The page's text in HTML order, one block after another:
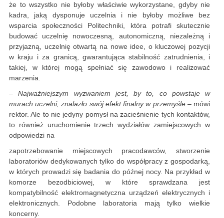
że to wszystko nie byłoby właściwie wykorzystane, gdyby nie
kadra, jaką dysponuje uczelnia i nie byłoby możliwe bez
wsparcia społeczności Politechniki, która potrafi skutecznie
budować uczelnię nowoczesną, autonomiczną, niezależną i
przyjazną, uczelnię otwartą na nowe idee, o kluczowej pozycji
w kraju i za granicą, gwarantująca stabilność zatrudnienia, i
takiej, w której mogą spełniać się zawodowo i realizować
marzenia.
– Najważniejszym wyzwaniem jest, by to, co powstaje w
murach uczelni, znalazło swój efekt finalny w przemyśle– mówi
rektor. Ale to nie jedyny pomysł na zacieśnienie tych kontaktów,
to również uruchomienie trzech wydziałów zamiejscowych w
odpowiedzi na
zapotrzebowanie miejscowych pracodawców, stworzenie
laboratoriów dedykowanych tylko do współpracy z gospodarką,
w których prowadzi się badania do późnej nocy. Na przykład w
komorze bezodbiciowej, w które sprawdzana jest
kompatybilność elektromagnetyczna urządzeń elektrycznych i
elektronicznych. Podobne laboratoria mają tylko wielkie
koncerny.